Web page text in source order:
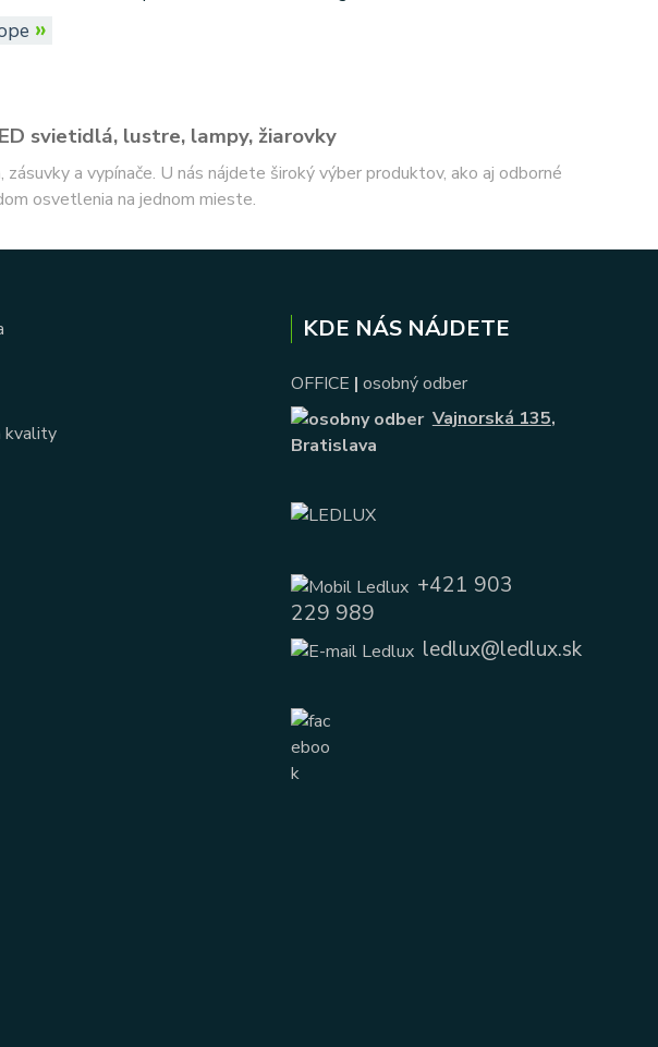
»
svietidlá, lustre, lampy, žiarovky
a vypínače. U nás nájdete široký výber produktov, ako aj odborné
osvetlenia na jednom mieste.
KDE NÁS NÁJDETE
OFFICE | osobný odber
Vajnorská 135,
Bratislava
+421 903
229 989
ledlux@ledlux.sk